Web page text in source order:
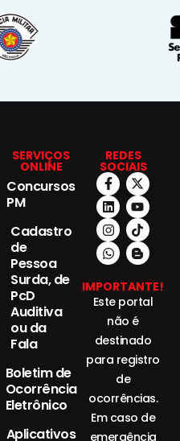
SERVIÇOS
ONLINE
Concursos
PM
Cadastro
de
Pessoa
Surda, de
PcD
Auditiva
ou da
Fala
Boletim de
Ocorrência
Eletrônico
Aplicativos
REDES
SOCIAIS
IMPORTANTE!
Este portal
não é
destinado
para registro
de
ocorrências.
Em caso de
emergência